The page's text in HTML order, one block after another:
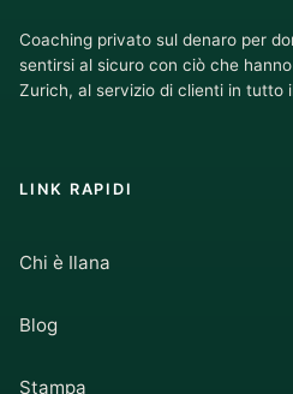
Coaching privato sul denaro per
sentirsi al sicuro con ciò che
Zurich, al servizio di clienti in tutto
LINK RAPIDI
Chi è Ilana
Blog
Stampa